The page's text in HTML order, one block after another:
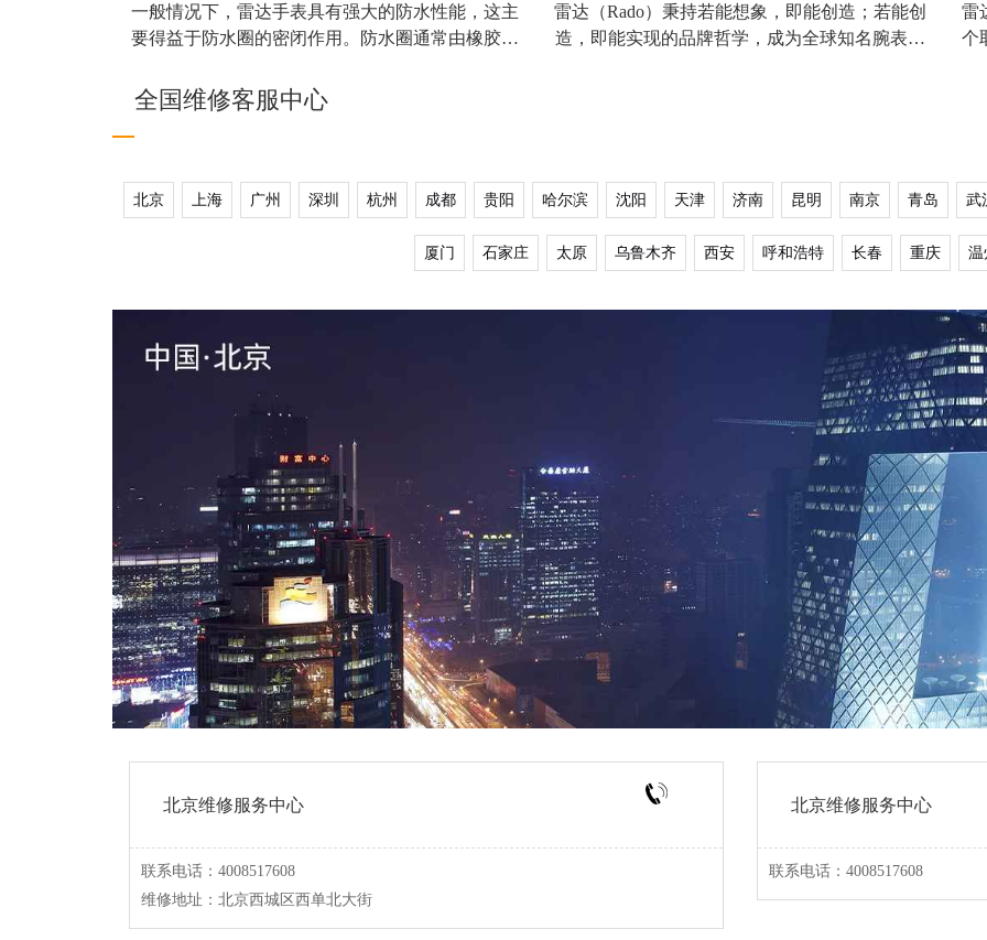
一般情况下，雷达手表具有强大的防水性能，这主
要得益于防水圈的密闭作用。防水圈通常由橡胶、
雷达（Rado）秉持若能想象，即能创造；若能创
造，即能实现的品牌哲学，成为全球知名腕表品
雷
个
全国维修客服中心
北京 上海 广州 深圳 杭州 成都 贵阳 哈尔滨 沈阳 天津 济南 昆明 南京 青岛 武
厦门 石家庄 太原 乌鲁木齐 西安 呼和浩特 长春 重庆 温
北京维修服务中心
联系电话：4008517608
维修地址：北京西城区西单北大街
北京维修服务中心
联系电话：4008517608